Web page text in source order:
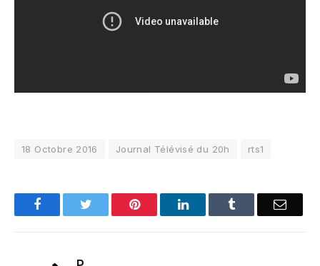
18 Octobre 2016 Journal Télévisé du 20h rts1
FacebookTwitter Pinterest LinkedInTumblr Email